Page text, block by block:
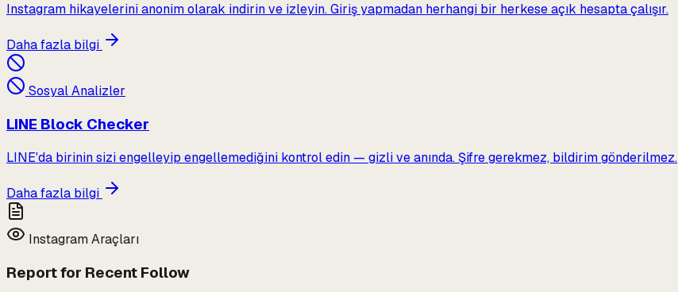
Instagram hikayelerini anonim olarak indirin ve izleyin. Giriş yapmadan herhangi bir herkese açık hesapta çalışır.
Daha fazla bilgi
Sosyal Analizler
LINE Block Checker
LINE'da birinin sizi engelleyip engellemediğini kontrol edin — gizli ve anında. Şifre gerekmez, bildirim gönderilmez.
Daha fazla bilgi
Instagram Araçları
Report for Recent Follow